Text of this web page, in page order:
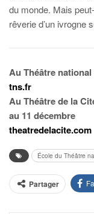
du monde. Mais
rêverie d’un ivrogne
Au Théâtre
tns.fr
Au Théâtre de la
au 11 décembre
theatredelacite.com
École du Théâtre
Partager